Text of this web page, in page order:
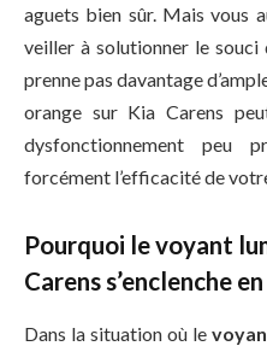
aguets bien sûr. Mais vous
veiller à solutionner le souci
prenne pas davantage
orange sur Kia Carens
dysfonctionnement peu
forcément l’efficacité de
Pourquoi le voyant
Carens s’enclenche
Dans la situation où le